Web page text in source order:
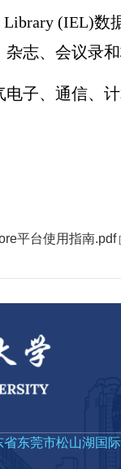
Library (IEL)数
志、会议录
子、通信、
平台使用指南.pdf
省东莞市松山湖国